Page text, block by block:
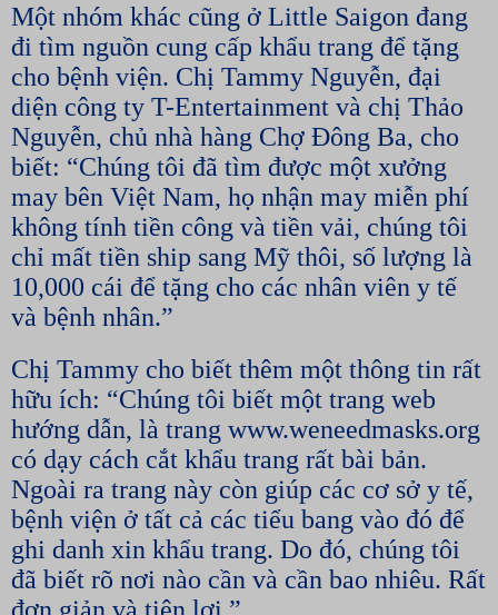
Một nhóm khác cũng ở Little Saigon đang
đi tìm nguồn cung cấp khẩu trang để tặng
cho bệnh viện. Chị Tammy Nguyễn, đại
diện công ty T-Entertainment và chị Thảo
Nguyễn, chủ nhà hàng Chợ Đông Ba, cho
biết: “Chúng tôi đã tìm được một xưởng
may bên Việt Nam, họ nhận may miễn phí
không tính tiền công và tiền vải, chúng tôi
chỉ mất tiền ship sang Mỹ thôi, số lượng là
10,000 cái để tặng cho các nhân viên y tế
và bệnh nhân.”
Chị Tammy cho biết thêm một thông tin rất
hữu ích: “Chúng tôi biết một trang web
hướng dẫn, là trang www.weneedmasks.org
có dạy cách cắt khẩu trang rất bài bản.
Ngoài ra trang này còn giúp các cơ sở y tế,
bệnh viện ở tất cả các tiểu bang vào đó để
ghi danh xin khẩu trang. Do đó, chúng tôi
đã biết rõ nơi nào cần và cần bao nhiêu. Rất